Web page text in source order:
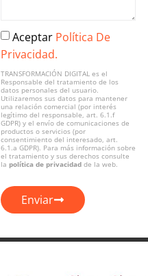
Aceptar Política De
Privacidad.
TRANSFORMACIÓN DIGITAL es el
Responsable del tratamiento de los
datos personales del usuario.
Utilizaremos sus datos para mantener
una relación comercial (por interés
legítimo del responsable, art. 6.1.f
GDPR) y el envío de comunicaciones de
productos o servicios (por
consentimiento del interesado, art.
6.1.a GDPR). Para más información sobre
el tratamiento y sus derechos consulte
la política de privacidadde la web.
Enviar